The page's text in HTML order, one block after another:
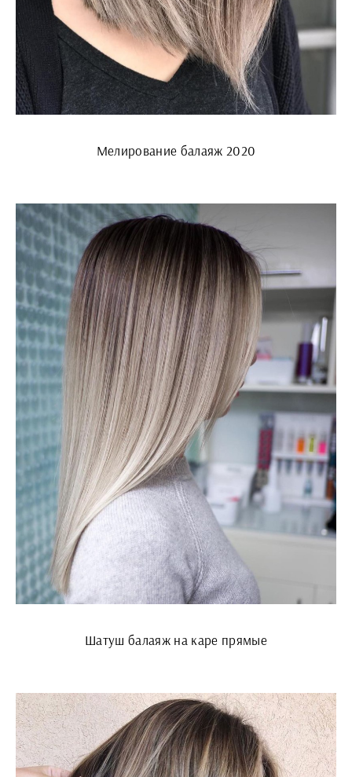
Мелирование балаяж 2020
Шатуш балаяж на каре прямые